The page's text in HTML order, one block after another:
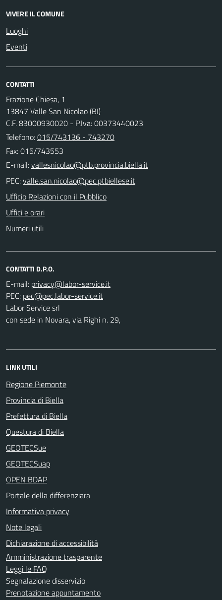
VIVERE IL COMUNE
Luoghi
Eventi
CONTATTI
Frazione Chiesa, 1
13847 Valle San Nicolao (BI)
C.F. 83000930020 - P.Iva: 00373440023
Telefono:015/743136 - 743270
Fax: 015/743553
E-mail:
PEC:
Ufficio Relazioni con il Pubblico
Uffici e orari
Numeri utili
CONTATTI D.P.O.
E-mail:
PEC:
Labor Service srl
con sede in Novara, via Righi n. 29,
LINK UTILI
Regione Piemonte
Provincia di Biella
Prefettura di Biella
Questura di Biella
GEOTECSue
GEOTECSuap
OPEN BDAP
Portale della differenziara
Informativa privacy
Note legali
Dichiarazione di accessibilità
Amministrazione trasparente
Leggi le FAQ
Segnalazione disservizio
Prenotazione appuntamento